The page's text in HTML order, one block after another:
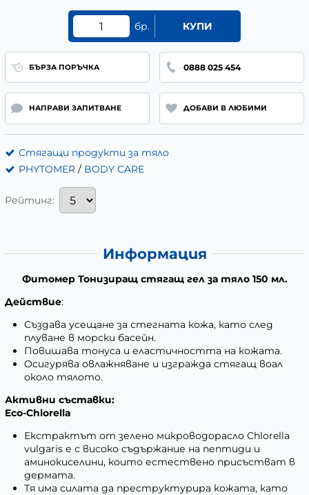
бр. КУПИ
БЪРЗА ПОРЪЧКА 0888 025 454
НАПРАВИ ЗАПИТВАНЕ ДОБАВИ В ЛЮБИМИ
Стягащи продукти за тяло
PHYTOMER / BODY CARE
Рейтинг:
Информация
Фитомер Тонизиращ стягащ гел за тяло 150 мл.
Действие:
Създава усещане за стегната кожа, като след
плуване в морски басейн.
Повишава тонуса и еластичността на кожата.
Осигурява овлажняване и изгражда стягащ воал
около тялото.
Активни съставки:
Eco-Chlorella
Екстрактът от зелено микроводорасло Chlorella
vulgaris е с високо съдържание на пептиди и
аминокиселини, които естествено присъстват в
дермата.
Тя има силата да преструктурира кожата, като